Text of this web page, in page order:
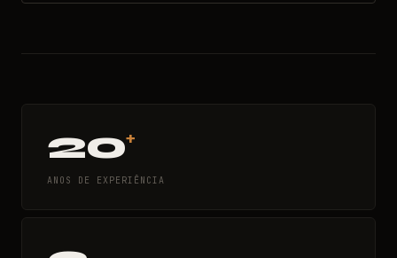
20+
ANOS DE EXPERIÊNCIA